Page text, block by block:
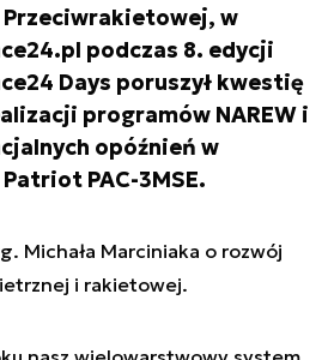
w
podczas 8. edycji
Days poruszył kwestię
programów NAREW i
opóźnień w
PAC-3MSE.
Michała Marciniaka o rozwój
i rakietowej.